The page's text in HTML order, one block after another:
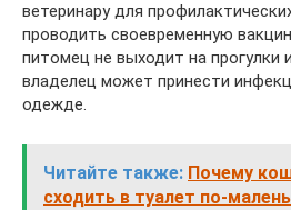
ветеринару для
проводить своевременную
питомец не выходит на прогулки
владелец может принести
одежде.
Читайте также: Почему
сходить в туалет по-